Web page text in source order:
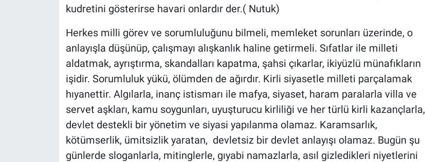
kudretini gösterirse havari onlardır der.( Nutuk)
Herkes milli görev ve sorumluluğunu bilmeli, memleket sorunları üzerinde, o
anlayışla düşünüp, çalışmayı alışkanlık haline getirmeli. Sıfatlar ile milleti
aldatmak, ayrıştırma, skandalları kapatma, şahsi çıkarlar, ikiyüzlü münafıkların
işidir. Sorumluluk yükü, ölümden de ağırdır. Kirli siyasetle milleti parçalamak
hıyanettir. Algılarla, inanç istismarı ile mafya, siyaset, haram paralarla villa ve
servet aşkları, kamu soygunları, uyuşturucu kirliliği ve her türlü kirli kazançlarla,
devlet destekli bir yönetim ve siyasi yapılanma olamaz. Karamsarlık,
kötümserlik, ümitsizlik yaratan, devletsiz bir devlet anlayışı olamaz. Bugün şu
günlerde sloganlarla, mitinglerle, gıyabi namazlarla, asıl gizledikleri niyetlerini